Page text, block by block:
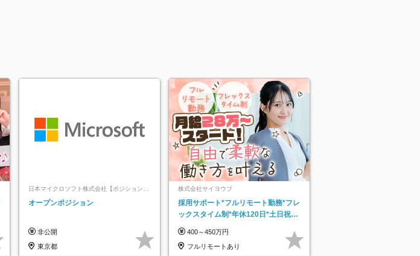
日本マイクロソフト株式会社【ポジションマ
ッチ登録】
オープンポジション
非公開
東京都
株式会社サイヨウブ
採用サポート*フルリモート勤務*フレ
ックスタイム制*年休120日*土日祝休
400～450万円
フルリモートあり